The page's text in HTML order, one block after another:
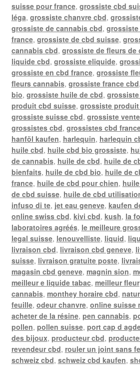
suisse pour france, grossiste cbd
léga, grossiste chanvre cbd,
grossiste de cannabis cbd,
france, grossiste de cbd suisse,
cannabis cbd, grossiste de fleurs de
liquide cbd, grossiste eliquide,
grossiste en cbd france, grossiste
fleurs cannabis, grossiste france cbd,
bio, grossiste huile de cbd,
produit cbd suisse, grossiste
grossiste suisse cbd, grossiste
grossistes cbd, grossistes cbd
hanföl kaufen, harlequin, harlequin
huile cbd, huile cbd bio grossiste,
de cannabis, huile de cbd, huile de
bienfaits, huile de cbd bio, huile de
france, huile de cbd pour chien,
de cbd suisse, huile de cbd
infuso di te, jet eau geneve, kaufen
online swiss cbd, kivi cbd, kush, la
laboratoires agréés, le meilleure
legal suisse, lenouvelliste, liquid,
livraison cbd, livraison cbd geneve,
suisse, livraison gratuite poste,
magasin cbd geneve, magnin sion,
meilleur e liquide tabac, meilleur fleur
cannabis, monthey horaire cbd,
feuille, odeur chanvre, online suisse
acheter de la résine, pen cannabis,
pollen, pollen suisse, port cap d
des bijoux, producteur cbd,
revendeur cbd, rouler un joint sans
schweiz cbd, schweiz cbd kaufen,